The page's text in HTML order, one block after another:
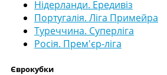
Нідерланди. Ередивіз
Португалія. Ліга Примейра
Туреччина. Суперліга
Росія. Прем'єр-ліга
Єврокубки